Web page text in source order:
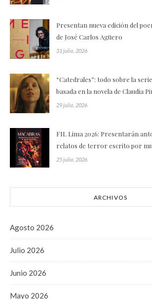
Presentan nueva edición del
de José Carlos Agüero
31 julio, 2026
“Catedrales”: todo sobre la
basada en la novela de Claudia
29 julio, 2026
FIL Lima 2026: Presentarán
relatos de terror escrito por
25 julio, 2026
ARCHIVOS
Agosto 2026
Julio 2026
Junio 2026
Mayo 2026